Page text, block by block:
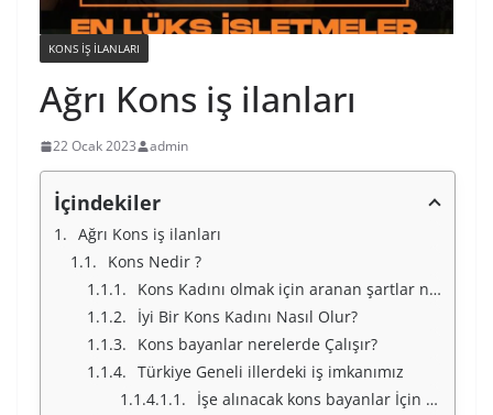
KONS IŞ ILANLARI
Ağrı Kons iş ilanları
22 Ocak 2023 admin
İçindekiler
Ağrı Kons iş ilanları
Kons Nedir ?
Kons Kadını olmak için aranan şartlar nelerdir ?
İyi Bir Kons Kadını Nasıl Olur?
Kons bayanlar nerelerde Çalışır?
Türkiye Geneli illerdeki iş imkanımız
İşe alınacak kons bayanlar İçin Türkiye Geneli İllerimiz